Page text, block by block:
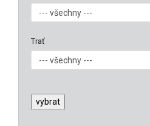
Trať